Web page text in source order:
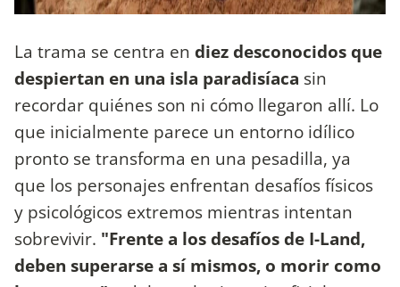
La trama se centra en diez desconocidos que
despiertan en una isla paradisíaca sin
recordar quiénes son ni cómo llegaron allí. Lo
que inicialmente parece un entorno idílico
pronto se transforma en una pesadilla, ya
que los personajes enfrentan desafíos físicos
y psicológicos extremos mientras intentan
sobrevivir. "Frente a los desafíos de I-Land,
deben superarse a sí mismos, o morir como